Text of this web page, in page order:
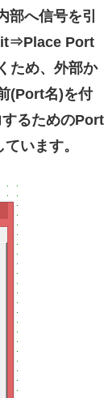
へ信号を引
Port
ため、外部か
(Port名)を付
るためのPort
います。